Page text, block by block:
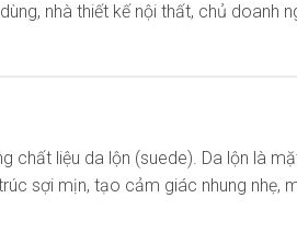
nhà thiết kế nội thất, chủ
chất liệu da lộn (suede). Da lộn là
sợi mịn, tạo cảm giác nhung